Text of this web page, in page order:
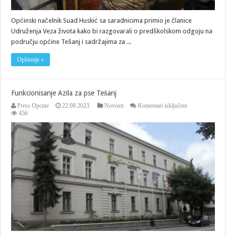
Općinski načelnik Suad Huskić sa saradnicima primio je članice
Udruženja Veza života kako bi razgovarali o predškolskom odgoju na
području općine Tešanj i sadržajima za ...
Opširnije »
Funkcionisanje Azila za pse Tešanj
Press Opcine 22.08.2023. Novosti Komentari isključeni
Tešanj
456